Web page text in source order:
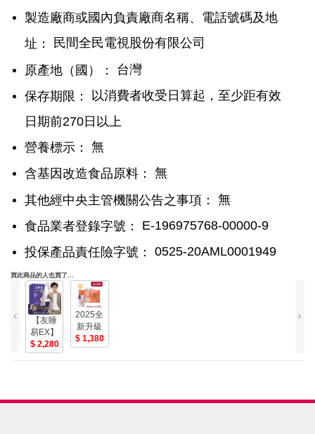
製造廠商或國內負責廠商名稱、電話號碼及地
址：
民間全民電視股份有限公司
原產地（國）：
台灣
保存期限：
以消費者收受日算起，至少距有效
日期前270日以上
營養標示：
無
含基因改造食品原料：
無
其他經中央主管機關公告之事項：
無
食品業者登錄字號：
E-196975768-00000-9
投保產品責任險字號：
0525-20AML0001949
買此商品的人也買了...
【友睡
易EX】
升級版
全新配
30包/組
2,280
2025全
新升級
優補達
人【元
常溫
1,380